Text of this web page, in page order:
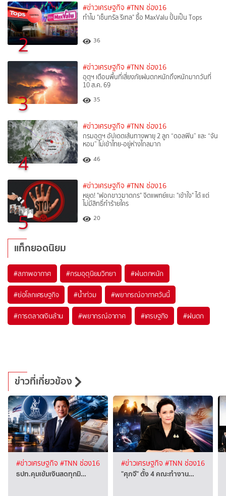
2
#ข่าวเศรษฐกิจ #TNN ช่อง16
ทำไม "เซ็นทรัล รีเทล" ซื้อ MaxValu ปั้นเป็น Tops
36
3
#ข่าวเศรษฐกิจ #TNN ช่อง16
อุตุฯ เตือนพื้นที่เสี่ยงภัยฝนตกหนักถึงหนักมากวันที่
10 ส.ค. 69
35
4
#ข่าวเศรษฐกิจ #TNN ช่อง16
กรมอุตุฯ อัปเดตเส้นทางพายุ 2 ลูก “ดอลฟิน” และ “จัน
หอม” ไม่เข้าไทย-อยู่ห่างไกลมาก
46
5
#ข่าวเศรษฐกิจ #TNN ช่อง16
หยุด! "ฟอกขาวฆาตกร" จิตแพทย์แนะ "เข้าใจ" ได้ แต่
ไม่มีสิทธิ์ทำร้ายใคร
20
แท็กยอดนิยม
#สภาพอากาศ #กรมอุตุนิยมวิทยา #ฝนตกหนัก
#ย่อโลกเศรษฐกิจ #น้ำท่วม #พยากรณ์อากาศวันนี้
#การตลาดเงินล้าน #พยากรณ์อากาศ #เศรษฐกิจ #ฝนตก
ข่าวที่เกี่ยวข้อง
#ข่าวเศรษฐกิจ #TNN ช่อง16
ธปท.คุมเข้มเงินสดทุกมิ…
#ข่าวเศรษฐกิจ #TNN ช่อง16
"ศุภจี" ตั้ง 4 คณะทำงาน…